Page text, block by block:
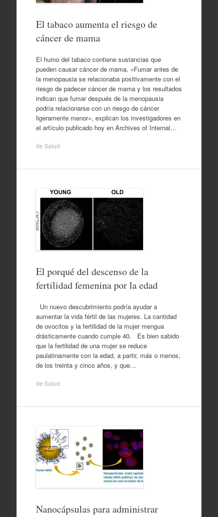
El tabaco aumenta el riesgo de
cáncer de mama
El humo del tabaco contiene sustancias que
pueden causar cáncer de mama. «Fumar antes de
la menopausia se relacionaba positivamente con el
riesgo de padecer cáncer de mama y los resultados
indican que fumar después de la menopausia
podría relacionarse con un riesgo de cáncer
ligeramente menor», explican los investigadores en
el artículo publicado hoy en Archives of Internal…
de Salud
El porqué del descenso de la
fertilidad femenina por la edad
Un nuevo descubrimiento podría ayudar a
aumentar la vida fértil de las mujeres. La cantidad
de ovocitos y la fertilidad de la mujer mengua
drásticamente cuando cumple 40. Es bien sabido
que la fertilidad de una mujer se reduce
paulatinamente con la edad, a partir, más o menos,
de los treinta y cinco años, y que…
de Salud
Nanocápsulas para administrar